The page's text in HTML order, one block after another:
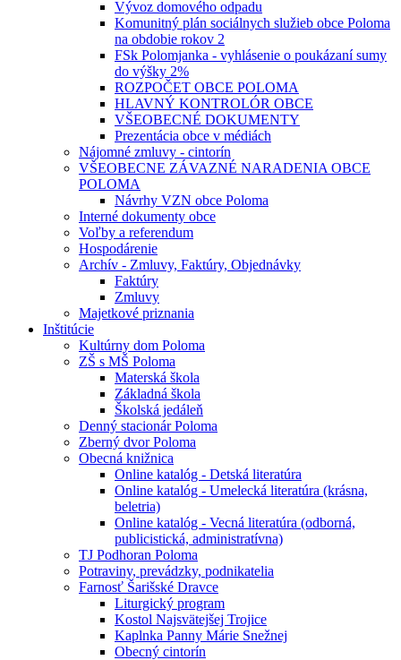
Vývoz domového odpadu
Komunitný plán sociálnych služieb obce Poloma
na obdobie rokov 2
FSk Polomjanka - vyhlásenie o poukázaní sumy
do výšky 2%
ROZPOČET OBCE POLOMA
HLAVNÝ KONTROLÓR OBCE
VŠEOBECNÉ DOKUMENTY
Prezentácia obce v médiách
Nájomné zmluvy - cintorín
VŠEOBECNE ZÁVAZNÉ NARADENIA OBCE
POLOMA
Návrhy VZN obce Poloma
Interné dokumenty obce
Voľby a referendum
Hospodárenie
Archív - Zmluvy, Faktúry, Objednávky
Faktúry
Zmluvy
Majetkové priznania
Inštitúcie
Kultúrny dom Poloma
ZŠ s MŠ Poloma
Materská škola
Základná škola
Školská jedáleň
Denný stacionár Poloma
Zberný dvor Poloma
Obecná knižnica
Online katalóg - Detská literatúra
Online katalóg - Umelecká literatúra (krásna,
beletria)
Online katalóg - Vecná literatúra (odborná,
publicistická, administratívna)
TJ Podhoran Poloma
Potraviny, prevádzky, podnikatelia
Farnosť Šarišské Dravce
Liturgický program
Kostol Najsvätejšej Trojice
Kaplnka Panny Márie Snežnej
Obecný cintorín